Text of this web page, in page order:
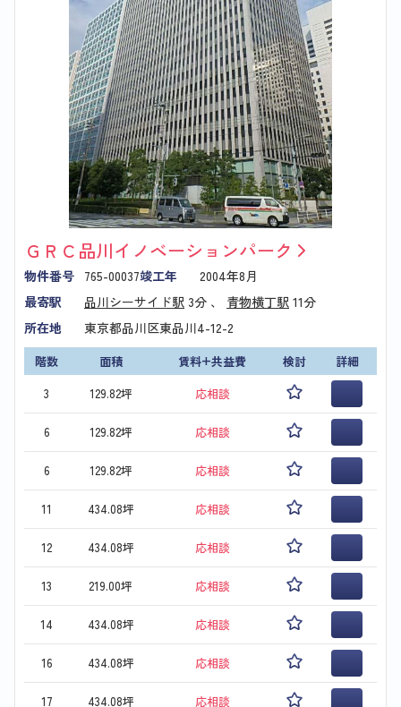
ＧＲＣ品川イノベーションパーク
物件番号 765-00037竣工年
2004年8月
最寄駅
品川シーサイド駅 3分 、 青物横丁駅 11分
所在地
東京都品川区東品川4-12-2
階数 面積 賃料+共益費 検討
詳細
3
129.82坪 応相談
6 129.82坪 応相談
6 129.82坪 応相談
11 434.08坪 応相談
12 434.08坪 応相談
13 219.00坪 応相談
14 434.08坪 応相談
16 434.08坪 応相談
17 434.08坪 応相談